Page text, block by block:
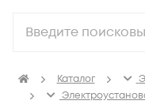
Каталог